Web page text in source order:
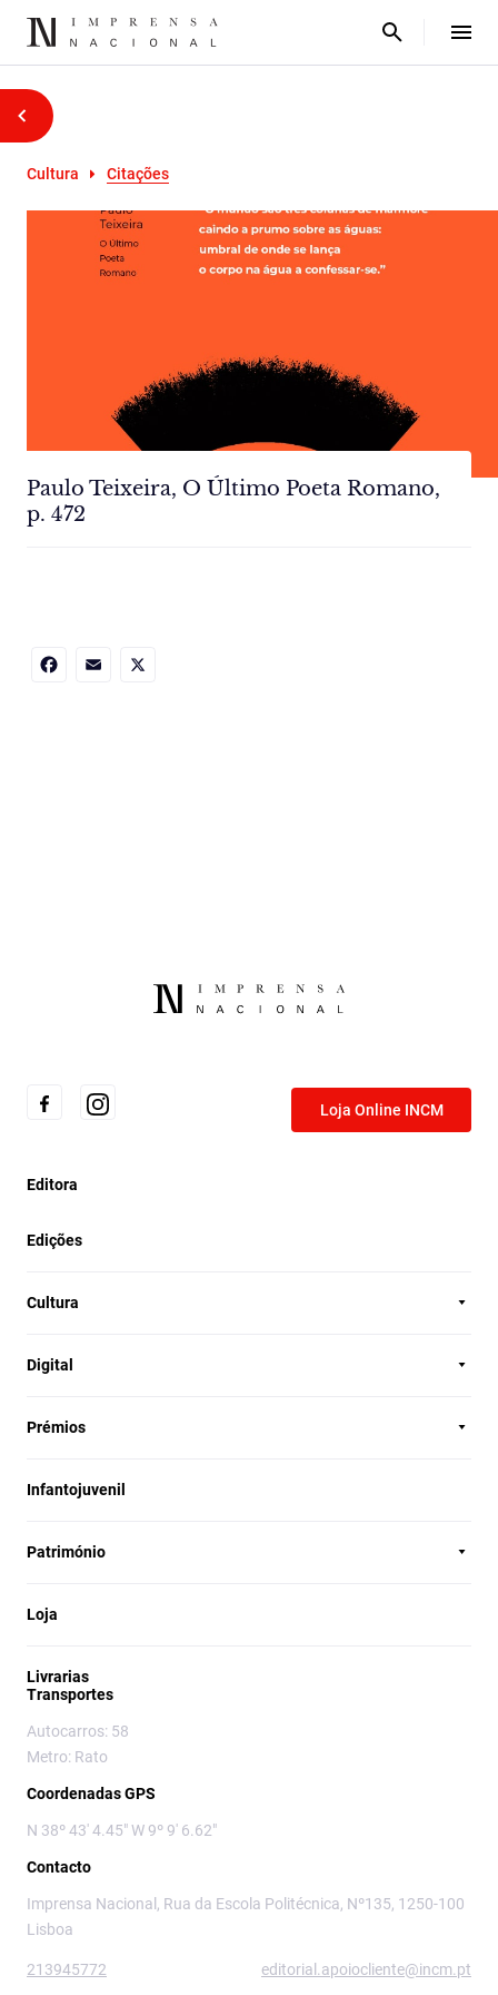
Cultura Citações
Paulo Teixeira, O Último Poeta Romano,
p. 472
Loja Online INCM
Editora
Edições
Cultura
Digital
Prémios
Infantojuvenil
Património
Loja
Livrarias
Transportes
Autocarros: 58
Metro: Rato
Coordenadas GPS
N 38º 43' 4.45" W 9º 9' 6.62"
Contacto
Imprensa Nacional, Rua da Escola Politécnica, Nº135, 1250-100
Lisboa
213945772 editorial.apoiocliente@incm.pt